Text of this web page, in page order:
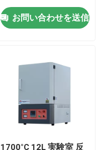
お問い合わせを送信
1700°C 12L 実験室 反